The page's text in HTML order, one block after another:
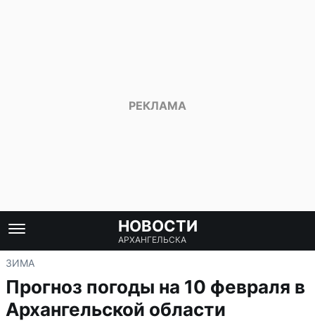
НОВОСТИ
АРХАНГЕЛЬСКА
ЗИМА
Прогноз погоды на 10 февраля в
Архангельской области